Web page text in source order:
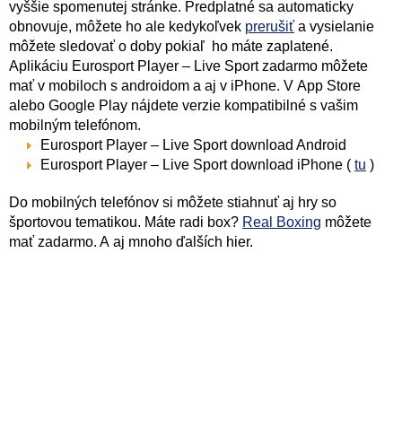
vyššie spomenutej stránke. Predplatné sa automaticky
obnovuje, môžete ho ale kedykoľvek prerušiť a vysielanie
môžete sledovať o doby pokiaľ ho máte zaplatené.
Aplikáciu Eurosport Player – Live Sport zadarmo môžete
mať v mobiloch s androidom a aj v iPhone. V App Store
alebo Google Play nájdete verzie kompatibilné s vašim
mobilným telefónom.
Eurosport Player – Live Sport download Android
Eurosport Player – Live Sport download iPhone ( tu )
Do mobilných telefónov si môžete stiahnuť aj hry so
športovou tematikou. Máte radi box? Real Boxing môžete
mať zadarmo. A aj mnoho ďalších hier.